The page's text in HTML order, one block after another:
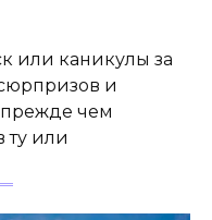
или каникулы за
и
прежде чем
ту или